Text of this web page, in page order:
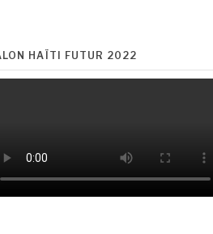
HAÏTI FUTUR 2022